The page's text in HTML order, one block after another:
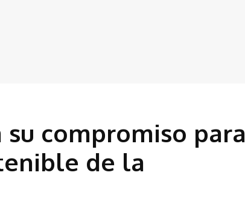
su compromiso para
de la